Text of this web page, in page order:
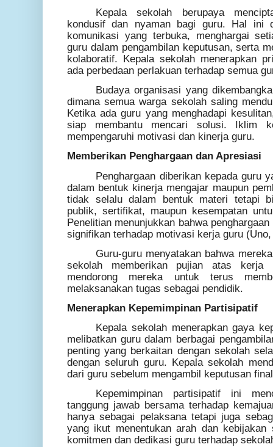
Kepala sekolah berupaya
kondusif dan nyaman bagi guru. Hal ini
komunikasi yang terbuka, menghargai
guru dalam pengambilan keputusan, serta
kolaboratif. Kepala sekolah menerapkan
ada perbedaan perlakuan terhadap semua
Budaya organisasi yang
dimana semua warga sekolah saling
Ketika ada guru yang menghadapi
siap membantu mencari solusi. Iklim
mempengaruhi motivasi dan kinerja guru.
Memberikan Penghargaan dan Apresiasi
Penghargaan diberikan kepada guru
dalam bentuk kinerja mengajar maupun
tidak selalu dalam bentuk materi tetapi
publik, sertifikat, maupun kesempatan
Penelitian menunjukkan bahwa
signifikan terhadap motivasi kerja guru
Guru-guru menyatakan bahwa
sekolah memberikan pujian atas kerja
mendorong mereka untuk terus
melaksanakan tugas sebagai pendidik.
Menerapkan Kepemimpinan Partisipatif
Kepala sekolah menerapkan gaya
melibatkan guru dalam berbagai
penting yang berkaitan dengan sekolah
dengan seluruh guru. Kepala sekolah
dari guru sebelum mengambil keputusan
Kepemimpinan partisipatif ini
tanggung jawab bersama terhadap
hanya sebagai pelaksana tetapi juga
yang ikut menentukan arah dan kebijakan
komitmen dan dedikasi guru terhadap